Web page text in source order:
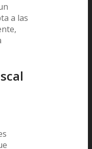
a las